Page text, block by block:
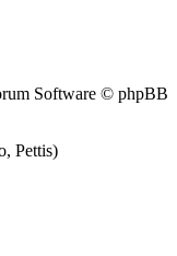
Software © phpBB
Pettis)